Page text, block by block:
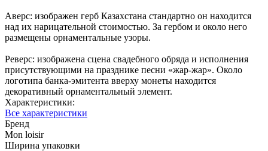
Аверс: изображен герб Казахстана стандартно он находится
над их нарицательной стоимостью. За гербом и около него
размещены орнаментальные узоры.
Реверс: изображена сцена свадебного обряда и исполнения
присутствующими на празднике песни «жар-жар». Около
логотипа банка-эмитента вверху монеты находится
декоративный орнаментальный элемент.
Характеристики:
Все характеристики
Бренд
Mon loisir
Ширина упаковки